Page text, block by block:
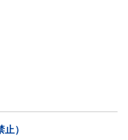
）